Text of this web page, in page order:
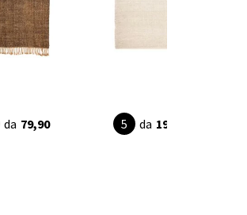
da 79,90 da 199,90